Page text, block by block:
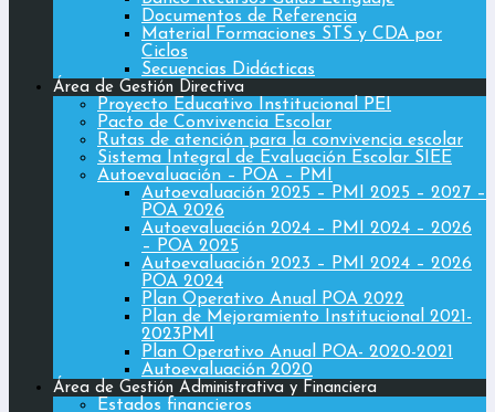
Documentos de Referencia
Material Formaciones STS y CDA por
Ciclos
Secuencias Didácticas
Área de Gestión Directiva
Proyecto Educativo Institucional PEI
Pacto de Convivencia Escolar
Rutas de atención para la convivencia escolar
Sistema Integral de Evaluación Escolar SIEE
Autoevaluación – POA – PMI
Autoevaluación 2025 – PMI 2025 – 2027 –
POA 2026
Autoevaluación 2024 – PMI 2024 – 2026
– POA 2025
Autoevaluación 2023 – PMI 2024 – 2026
POA 2024
Plan Operativo Anual POA 2022
Plan de Mejoramiento Institucional 2021-
2023PMI
Plan Operativo Anual POA- 2020-2021
Autoevaluación 2020
Área de Gestión Administrativa y Financiera
Estados financieros